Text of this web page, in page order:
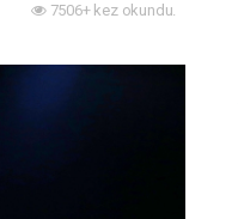
7506+ kez okundu.